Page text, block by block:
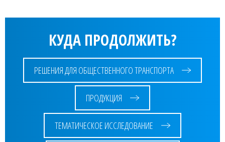
КУДА ПРОДОЛЖИТЬ?
РЕШЕНИЯ ДЛЯ ОБЩЕСТВЕННОГО ТРАНСПОРТА
ПРОДУКЦИЯ
ТЕМАТИЧЕСКОЕ ИССЛЕДОВАНИЕ